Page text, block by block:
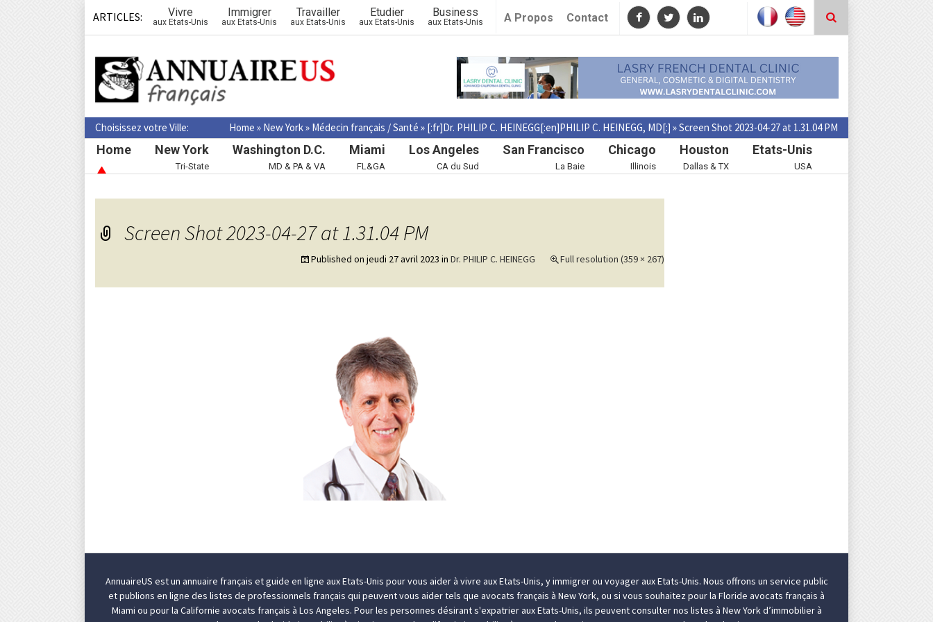
ARTICLES: Vivre
aux Etats-Unis
Immigrer
aux Etats-Unis
Travailler
aux Etats-Unis
Etudier
aux Etats-Unis
Business
aux Etats-Unis A Propos Contact
Choisissez votre Ville: Home » New York» Médecin français / Santé » [:fr]Dr. PHILIP C. HEINEGG[:en]PHILIP C. HEINEGG, MD[:] »Screen Shot 2023-04-27 at 1.31.04 PM
Home New York
Tri-State
Washington D.C.
MD & PA & VA
Miami
FL&GA
Los Angeles
CA du Sud
San Francisco
La Baie
Chicago
Illinois
Houston
Dallas & TX
Etats-Unis
USA
Screen Shot 2023-04-27 at 1.31.04 PM
Published on jeudi 27 avril 2023 in Dr. PHILIP C. HEINEGG Full resolution (359 × 267)
AnnuaireUS est un annuaire français et guide en ligne aux Etats-Unis pour vous aider à vivre aux Etats-Unis, yimmigrerou voyager aux Etats-Unis. Nous offrons un service public
et publions en ligne des listes de professionnels français qui peuvent vous aider tels que avocats français à New York, ou si vous souhaitez pour la Floride avocats français à
Miami ou pour la Californie avocats français à Los Angeles. Pour les personnes désirants'expatrier aux Etats-Unis, ils peuvent consulter nos listes à New York d’immobilier à